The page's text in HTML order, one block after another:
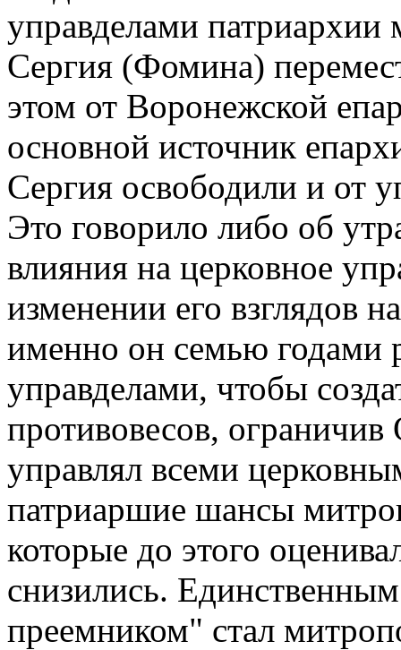
управделами патриархии
Сергия (Фомина)
этом от Воронежской
основной источник
Сергия освободили и от
Это говорило либо об
влияния на церковное
изменении его взглядов
именно он семью годами
управделами, чтобы
противовесов,
управлял всеми
патриаршие шансы
которые до этого
снизились.
преемником" стал